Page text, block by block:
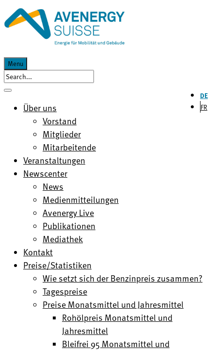
Menu
DE
FR
Über uns
Vorstand
Mitglieder
Mitarbeitende
Veranstaltungen
Newscenter
News
Medienmitteilungen
Avenergy Live
Publikationen
Mediathek
Kontakt
Preise/Statistiken
Wie setzt sich der Benzinpreis zusammen?
Tagespreise
Preise Monatsmittel und Jahresmittel
Rohölpreis Monatsmittel und
Jahresmittel
Bleifrei 95 Monatsmittel und